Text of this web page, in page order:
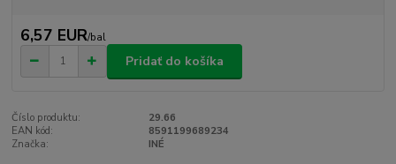
6,57 EUR/bal
Pridať do košíka
Číslo produktu:
29.66
EAN kód:
8591199689234
Značka:
INÉ